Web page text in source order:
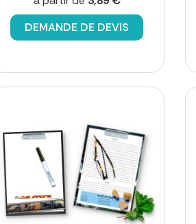
DEMANDE DE DEVIS